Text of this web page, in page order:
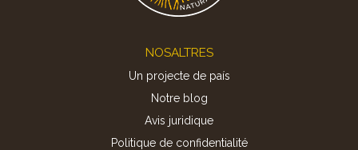
NOSALTRES
Un projecte de país
Notre blog
Avis juridique
Politique de confidentialité